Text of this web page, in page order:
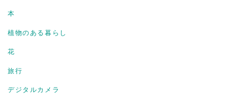
本
植物のある暮らし
花
旅行
デジタルカメラ